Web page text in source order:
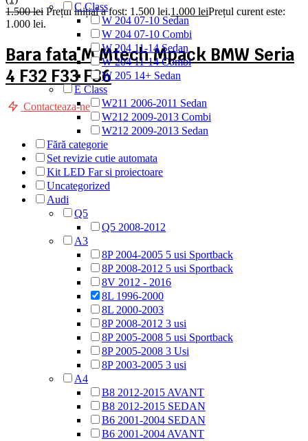
1.500lei Prețul inițial a fost: 1.500 lei.1.000 leiPrețul curent este:
1.000 lei.
Bara fata M Mtech Mpack BMW Seria
4 F32 F33 F36
Contacteaza-ne
C Class
W 204 07-10 Sedan
W 204 07-10 Combi
W 204 11-14 Sedan
W 204 11-14 Combi
W 205 14+ Sedan
E Class
W211 2006-2011 Sedan
W212 2009-2013 Combi
W212 2009-2013 Sedan
Fără categorie
Set revizie cutie automata
Kit LED Far si proiectoare
Uncategorized
Audi
Q5
Q5 2008-2012
A3
8P 2004-2005 5 usi Sportback
8P 2008-2012 5 usi Sportback
8V 2012 - 2016
8L 1996-2000
8L 2000-2003
8P 2008-2012 3 usi
8P 2005-2008 5 usi Sportback
8P 2005-2008 3 Usi
8P 2003-2005 3 usi
A4
B8 2012-2015 AVANT
B8 2012-2015 SEDAN
B6 2001-2004 SEDAN
B6 2001-2004 AVANT